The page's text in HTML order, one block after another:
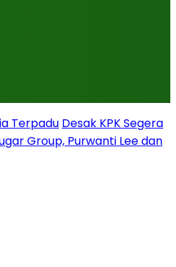
Terpadu Desak KPK Segera
Group, Purwanti Lee dan